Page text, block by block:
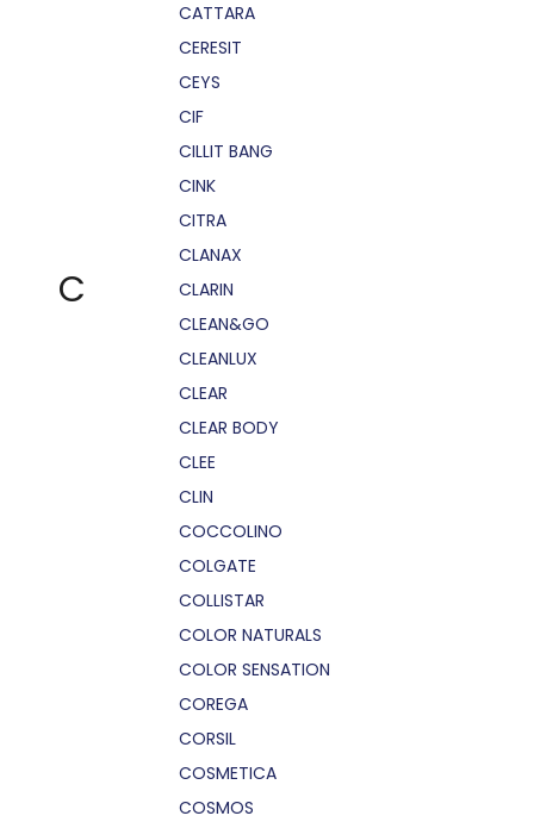
C
CATTARA
CERESIT
CEYS
CIF
CILLIT BANG
CINK
CITRA
CLANAX
CLARIN
CLEAN&GO
CLEANLUX
CLEAR
CLEAR BODY
CLEE
CLIN
COCCOLINO
COLGATE
COLLISTAR
COLOR NATURALS
COLOR SENSATION
COREGA
CORSIL
COSMETICA
COSMOS